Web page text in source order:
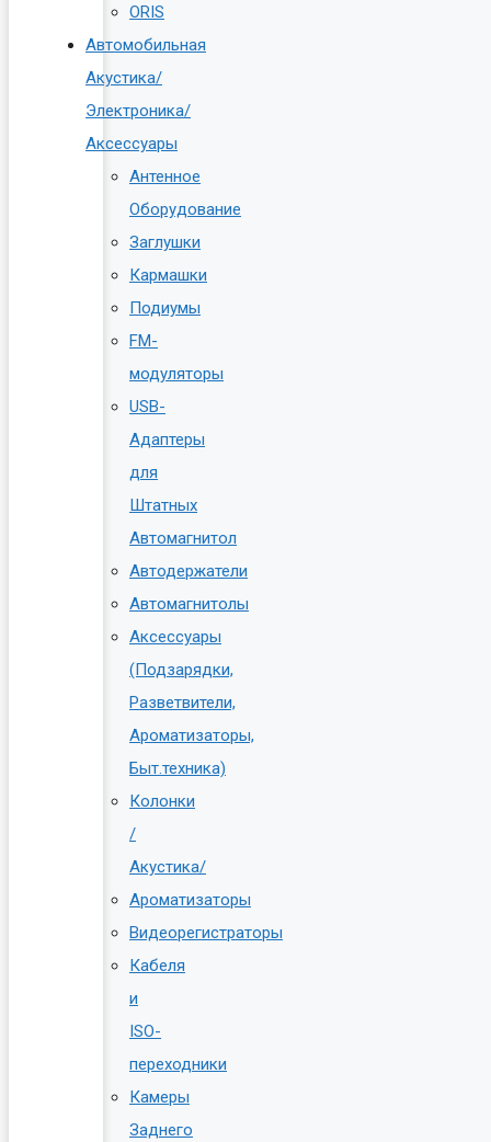
ORIS
Автомобильная
Акустика/
Электроника/
Аксессуары
Антенное
Оборудование
Заглушки
Кармашки
Подиумы
FM-
модуляторы
USB-
Адаптеры
для
Штатных
Автомагнитол
Автодержатели
Автомагнитолы
Аксессуары
(Подзарядки,
Разветвители,
Ароматизаторы,
Быт.техника)
Колонки
/
Акустика/
Ароматизаторы
Видеорегистраторы
Кабеля
и
ISO-
переходники
Камеры
Заднего